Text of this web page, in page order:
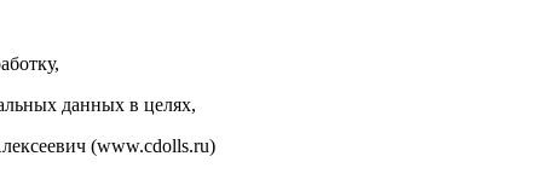
данных в целях,
(www.cdolls.ru)